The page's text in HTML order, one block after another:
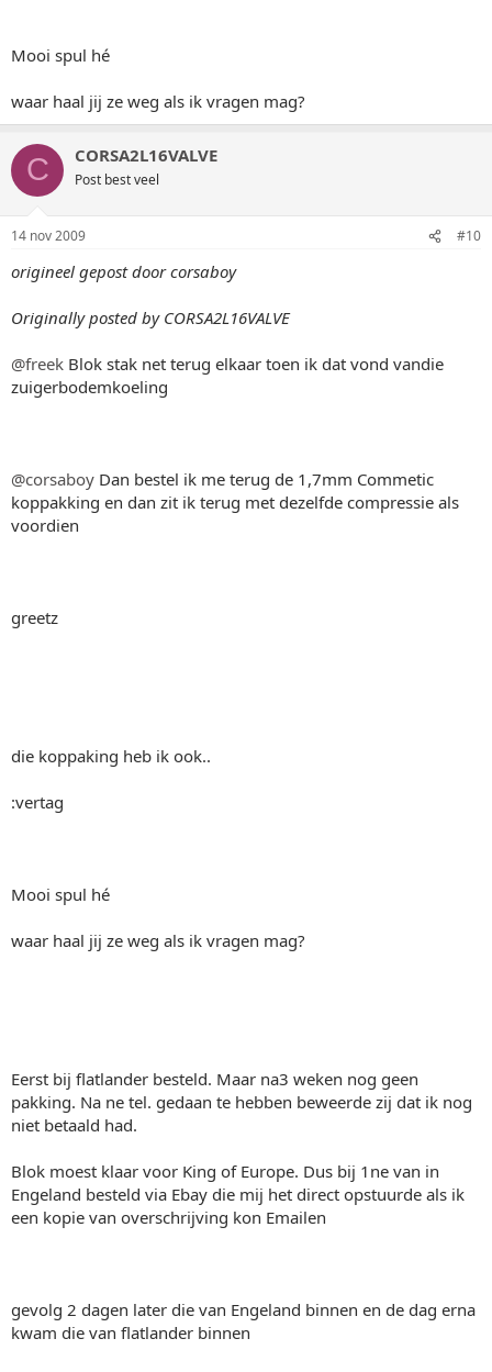
Mooi spul hé
waar haal jij ze weg als ik vragen mag?
C CORSA2L16VALVE
Post best veel
14 nov 2009 #10
origineel gepost door corsaboy
Originally posted by CORSA2L16VALVE
@freek Blok stak net terug elkaar toen ik dat vond vandie
zuigerbodemkoeling
@corsaboy Dan bestel ik me terug de 1,7mm Commetic
koppakking en dan zit ik terug met dezelfde compressie als
voordien
greetz
die koppaking heb ik ook..
:vertag
Mooi spul hé
waar haal jij ze weg als ik vragen mag?
Eerst bij flatlander besteld. Maar na3 weken nog geen
pakking. Na ne tel. gedaan te hebben beweerde zij dat ik nog
niet betaald had.
Blok moest klaar voor King of Europe. Dus bij 1ne van in
Engeland besteld via Ebay die mij het direct opstuurde als ik
een kopie van overschrijving kon Emailen
gevolg 2 dagen later die van Engeland binnen en de dag erna
kwam die van flatlander binnen